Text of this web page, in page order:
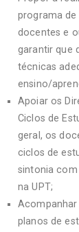
programa
docentes e
garantir que
técnicas
ensino/
Apoiar os
Ciclos de
geral, os
ciclos de
sintonia
na UPT;
planos de